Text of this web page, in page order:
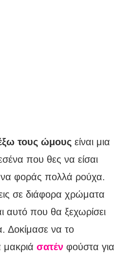
τους ώμους είναι μια
που θες να είσαι
φοράς πολλά ρούχα.
σε διάφορα χρώματα
αυτό που θα ξεχωρίσει
Δοκίμασε να το
μακριά σατέν φούστα για